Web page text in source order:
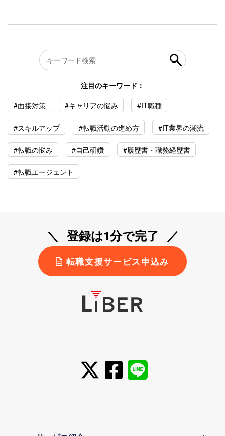
注目のキーワード：
#面接対策
#キャリアの悩み #IT職種
#スキルアップ #転職活動の進め方 #IT業界の潮流
#転職の悩み #自己研鑽 #履歴書・職務経歴書
#転職エージェント
登録は1分で完了
転職支援サービス申込み